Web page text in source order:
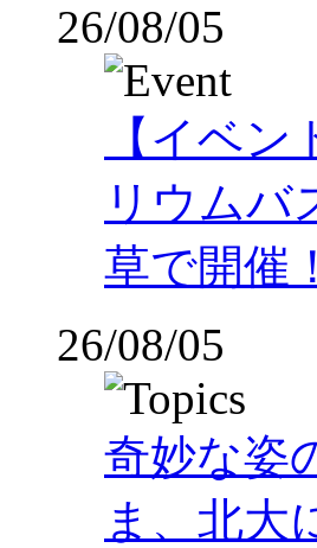
26/08/05
【イベ
リウムバ
草で開催！
26/08/05
奇妙な姿
ま、北大